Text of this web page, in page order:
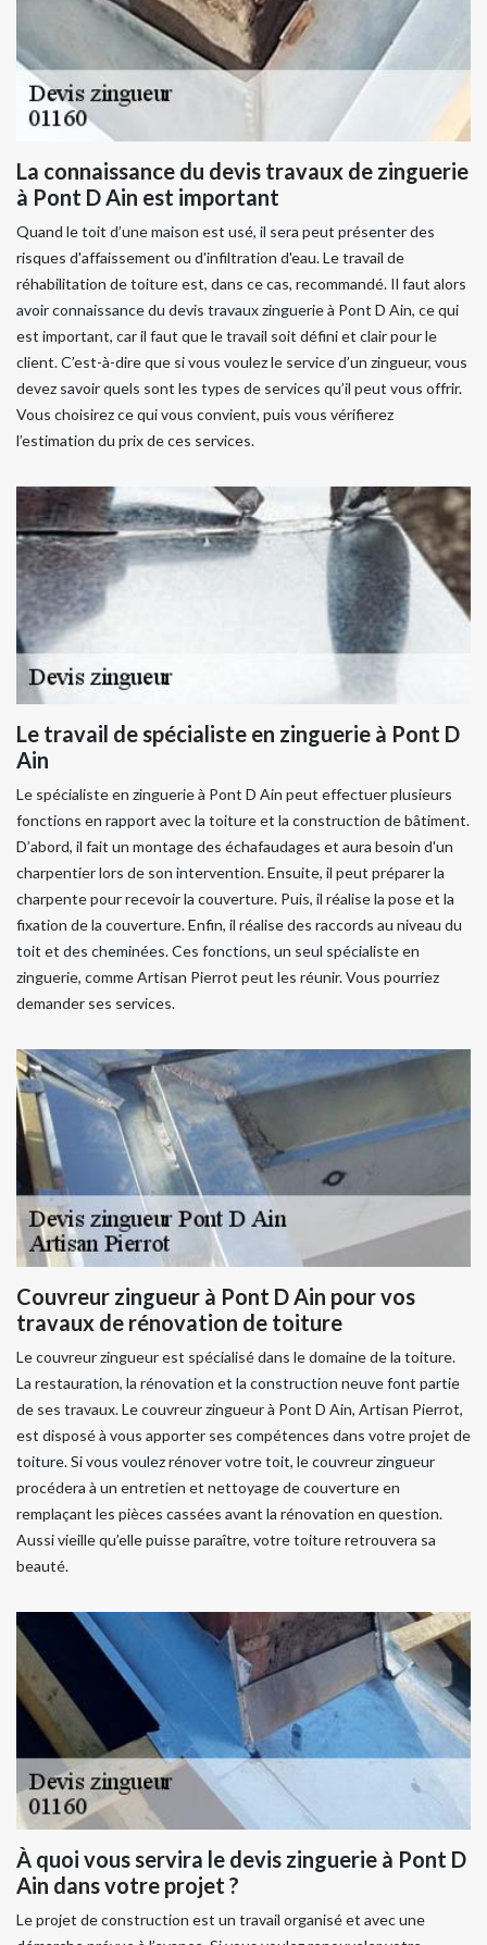
La connaissance du devis travaux de zinguerie
à Pont D Ain est important
Quand le toit d’une maison est usé, il sera peut présenter des
risques d'affaissement ou d'infiltration d'eau. Le travail de
réhabilitation de toiture est, dans ce cas, recommandé. Il faut alors
avoir connaissance du devis travaux zinguerie à Pont D Ain, ce qui
est important, car il faut que le travail soit défini et clair pour le
client. C’est-à-dire que si vous voulez le service d’un zingueur, vous
devez savoir quels sont les types de services qu’il peut vous offrir.
Vous choisirez ce qui vous convient, puis vous vérifierez
l’estimation du prix de ces services.
Le travail de spécialiste en zinguerie à Pont D
Ain
Le spécialiste en zinguerie à Pont D Ain peut effectuer plusieurs
fonctions en rapport avec la toiture et la construction de bâtiment.
D’abord, il fait un montage des échafaudages et aura besoin d'un
charpentier lors de son intervention. Ensuite, il peut préparer la
charpente pour recevoir la couverture. Puis, il réalise la pose et la
fixation de la couverture. Enfin, il réalise des raccords au niveau du
toit et des cheminées. Ces fonctions, un seul spécialiste en
zinguerie, comme Artisan Pierrot peut les réunir. Vous pourriez
demander ses services.
Couvreur zingueur à Pont D Ain pour vos
travaux de rénovation de toiture
Le couvreur zingueur est spécialisé dans le domaine de la toiture.
La restauration, la rénovation et la construction neuve font partie
de ses travaux. Le couvreur zingueur à Pont D Ain, Artisan Pierrot,
est disposé à vous apporter ses compétences dans votre projet de
toiture. Si vous voulez rénover votre toit, le couvreur zingueur
procédera à un entretien et nettoyage de couverture en
remplaçant les pièces cassées avant la rénovation en question.
Aussi vieille qu’elle puisse paraître, votre toiture retrouvera sa
beauté.
À quoi vous servira le devis zinguerie à Pont D
Ain dans votre projet ?
Le projet de construction est un travail organisé et avec une